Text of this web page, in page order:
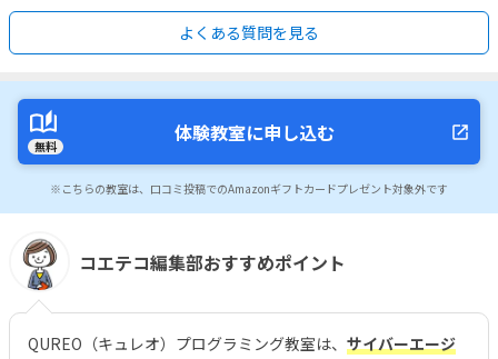
よくある質問を見る
無料
体験教室に申し込む
※こちらの教室は、口コミ投稿でのAmazonギフトカードプレゼント対象外です
コエテコ編集部おすすめポイント
QUREO（キュレオ）プログラミング教室は、 サイバーエージ